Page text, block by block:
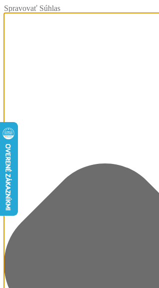
Spravovať Súhlas